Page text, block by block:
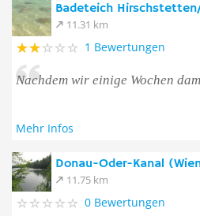
Badeteich
11.31 km
1 Bewertungen
Nachdem wir einige Wochen
Mehr Infos
Donau-Oder-Kanal
11.75 km
0 Bewertungen